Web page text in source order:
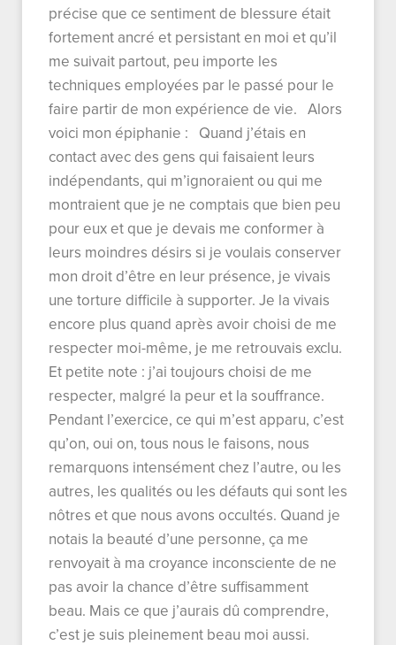
précise que ce sentiment de blessure était
fortement ancré et persistant en moi et qu’il
me suivait partout, peu importe les
techniques employées par le passé pour le
faire partir de mon expérience de vie. Alors
voici mon épiphanie : Quand j’étais en
contact avec des gens qui faisaient leurs
indépendants, qui m’ignoraient ou qui me
montraient que je ne comptais que bien peu
pour eux et que je devais me conformer à
leurs moindres désirs si je voulais conserver
mon droit d’être en leur présence, je vivais
une torture difficile à supporter. Je la vivais
encore plus quand après avoir choisi de me
respecter moi-même, je me retrouvais exclu.
Et petite note : j’ai toujours choisi de me
respecter, malgré la peur et la souffrance.
Pendant l’exercice, ce qui m’est apparu, c’est
qu’on, oui on, tous nous le faisons, nous
remarquons intensément chez l’autre, ou les
autres, les qualités ou les défauts qui sont les
nôtres et que nous avons occultés. Quand je
notais la beauté d’une personne, ça me
renvoyait à ma croyance inconsciente de ne
pas avoir la chance d’être suffisamment
beau. Mais ce que j’aurais dû comprendre,
c’est je suis pleinement beau moi aussi.